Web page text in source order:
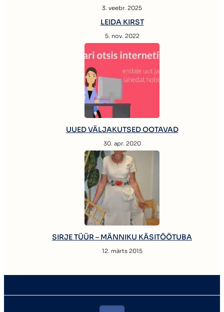
3. veebr. 2025
LEIDA KIRST
5. nov. 2022
UUED VÄLJAKUTSED OOTAVAD
30. apr. 2020
SIRJE TÜÜR – MÄNNIKU KÄSITÖÖTUBA
12. märts 2015